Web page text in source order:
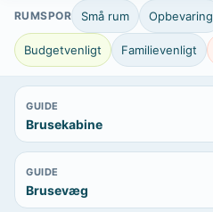
RUMSPOR Små rum Opbevaring
Budgetvenligt Familievenligt
GUIDE
Brusekabine
GUIDE
Brusevæg